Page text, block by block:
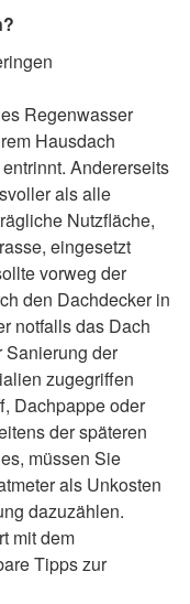
Regenwasser
Hausdach
Andererseits
als alle
Nutzfläche,
eingesetzt
vorweg der
den Dachdecker in
notfalls das Dach
Sanierung der
zugegriffen
Dachpappe oder
der späteren
müssen Sie
als Unkosten
dazuzählen.
mit dem
Tipps zur